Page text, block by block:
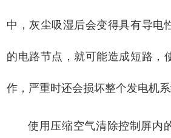
中，灰尘吸湿后会变得具有导电
的电路节点，就可能造成短路，
作，严重时还会损坏整个发电机系
使用压缩空气清除控制屏内